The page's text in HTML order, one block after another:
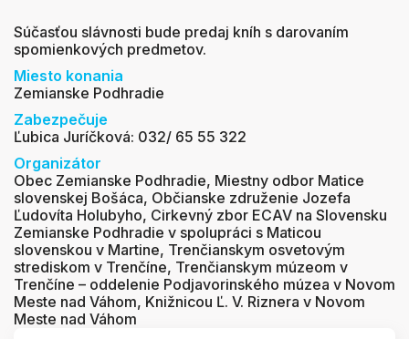
Súčasťou slávnosti bude predaj kníh s darovaním
spomienkových predmetov.
Miesto konania
Zemianske Podhradie
Zabezpečuje
Ľubica Juríčková: 032/ 65 55 322
Organizátor
Obec Zemianske Podhradie, Miestny odbor Matice
slovenskej Bošáca, Občianske združenie Jozefa
Ľudovíta Holubyho, Cirkevný zbor ECAV na Slovensku
Zemianske Podhradie v spolupráci s Maticou
slovenskou v Martine, Trenčianskym osvetovým
strediskom v Trenčíne, Trenčianskym múzeom v
Trenčíne – oddelenie Podjavorinského múzea v Novom
Meste nad Váhom, Knižnicou Ľ. V. Riznera v Novom
Meste nad Váhom